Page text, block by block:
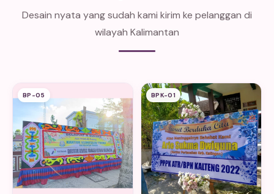
Desain nyata yang sudah kami kirim ke pelanggan di
wilayah Kalimantan
BP-05 BPK-01